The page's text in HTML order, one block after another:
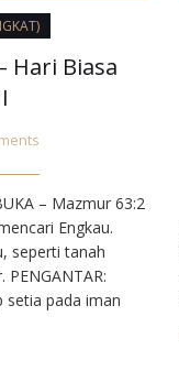
Hari Biasa
– Mazmur 63:2
Engkau.
seperti tanah
setia pada iman
terbentanglah
terbuka